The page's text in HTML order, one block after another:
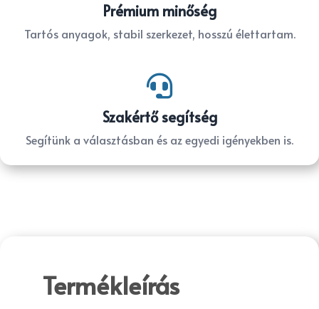
Prémium minőség
Tartós anyagok, stabil szerkezet, hosszú élettartam.

Szakértő segítség
Segítünk a választásban és az egyedi igényekben is.
Termékleírás